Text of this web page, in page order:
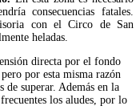
consecuencias fatales.
con el Circo de San
heladas.
directa por el fondo
por esta misma razón
de superar. Además en la
los aludes, por lo